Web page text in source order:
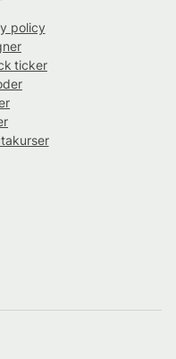
policy
ticker